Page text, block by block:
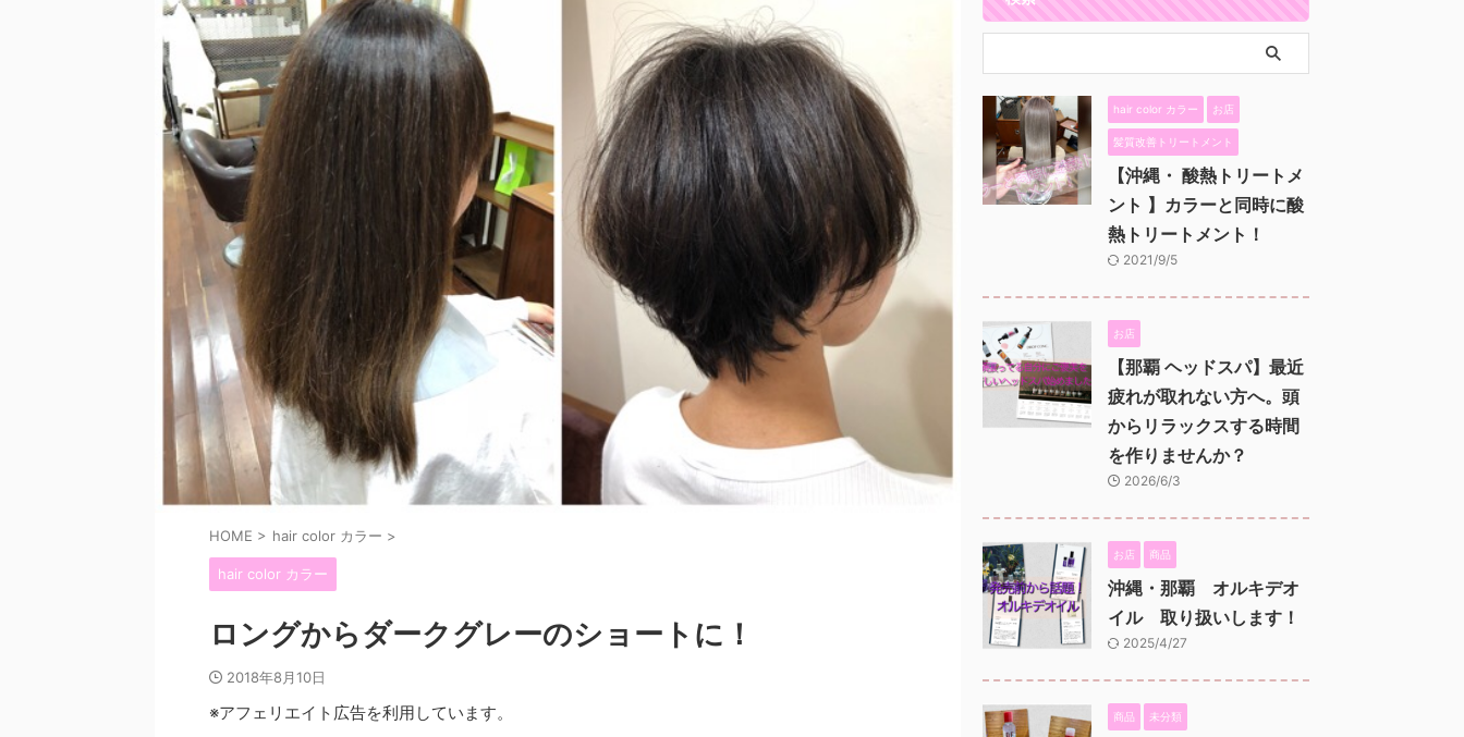
HOME > hair color カラー >
hair color カラー
ロングからダークグレーのショートに！
2018年8月10日
※アフェリエイト広告を利用しています。
hair color カラー お店
髪質改善トリートメント
【沖縄・ 酸熱トリートメ
ント 】カラーと同時に酸
熱トリートメント！
2021/9/5
お店
【那覇 ヘッドスパ】最近
疲れが取れない方へ。頭
からリラックスする時間
を作りませんか？
2026/6/3
お店 商品
沖縄・那覇 オルキデオ
イル 取り扱いします！
2025/4/27
商品 未分類